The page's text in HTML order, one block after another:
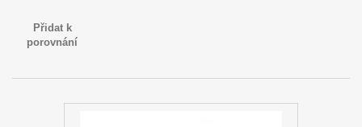
Přidat k
porovnání